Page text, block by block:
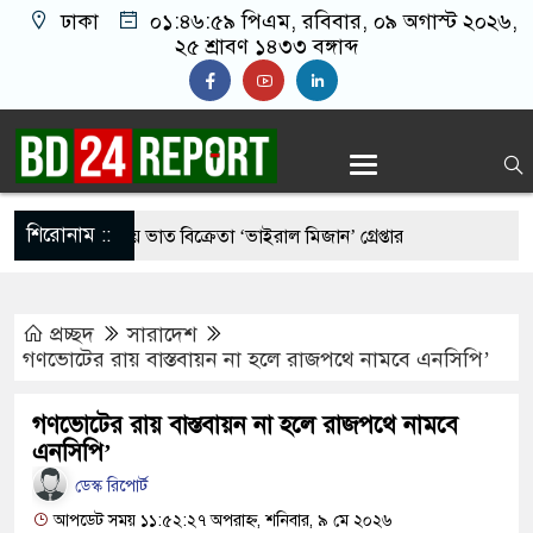
ঢাকা ০১:৪৭:০০ পিএম, রবিবার, ০৯ অগাস্ট ২০২৬,
২৫ শ্রাবণ ১৪৩৩ বঙ্গাব্দ
শিরোনাম ::
মাংস দিয়ে ভাত বিক্রেতা ‘ভাইরাল মিজান’ গ্রেপ্তার
পদে মির্জা ফখরুল নির্বাচিত
প্রচ্ছদ
সারাদেশ
গণভোটের রায় বাস্তবায়ন না হলে রাজপথে নামবে এনসিপি’
গণভোটের রায় বাস্তবায়ন না হলে রাজপথে নামবে
এনসিপি’
ডেস্ক রিপোর্ট
আপডেট সময় ১১:৫২:২৭ অপরাহ্ন, শনিবার, ৯ মে ২০২৬